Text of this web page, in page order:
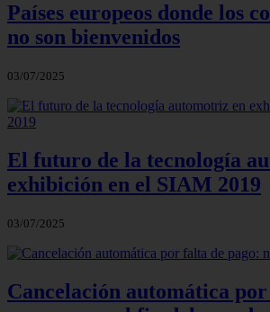
Países europeos donde los
no son bienvenidos
03/07/2025
El futuro de la tecnología
exhibición en el SIAM 2019
03/07/2025
Cancelación automática